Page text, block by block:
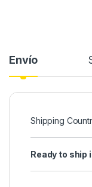
Envío
Shipping
Ready to ship